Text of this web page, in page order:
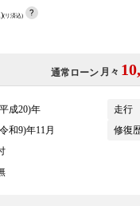
(リ済込)
通常ローン 月々
成20)年 走行
和9)年11月 修復